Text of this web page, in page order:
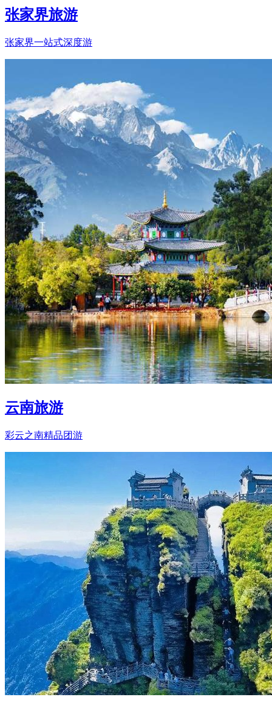
张家界旅游
张家界一站式深度游
云南旅游
彩云之南精品团游